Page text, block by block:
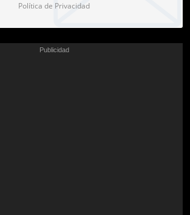
Política de Privacidad